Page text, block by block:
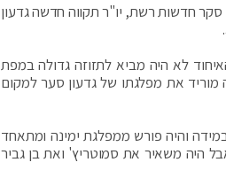
חדשות רשת, יו"ר תקווה חדשה גדעון
לא היה מביא לתזוזה גדולה במפת
את מפלגתו של גדעון סער למקום
והיה פורש ממפלגת ימינה ומתאחד
יהודית בן גביר. מהלך כזה היה מוריד מנפתלי בנט 2 מנדטים אבל היה משאיר את סמוטריץ' ואת בן גביר